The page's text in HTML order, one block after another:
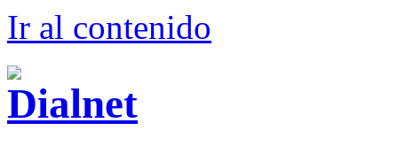
Ir al contenido